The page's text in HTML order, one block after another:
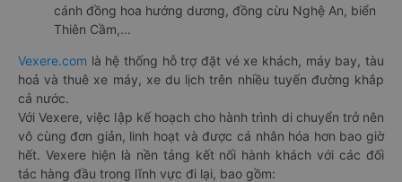
cánh đồng hoa hướng dương, đồng cừu Nghệ An, biển
Thiên Cầm,...
Vexere.com là hệ thống hỗ trợ đặt vé xe khách, máy bay, tàu
hoả và thuê xe máy, xe du lịch trên nhiều tuyến đường khắp
cả nước.
Với Vexere, việc lập kế hoạch cho hành trình di chuyển trở nên
vô cùng đơn giản, linh hoạt và được cá nhân hóa hơn bao giờ
hết. Vexere hiện là nền tảng kết nối hành khách với các đối
tác hàng đầu trong lĩnh vực đi lại, bao gồm: